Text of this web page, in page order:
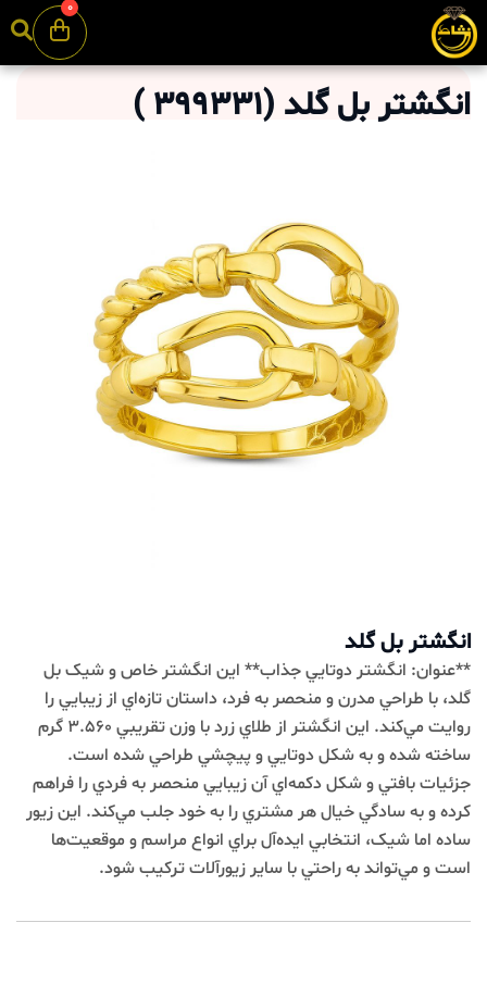
انگشتر بل گلد(
399331
)
انگشتر بل گلد
**عنوان: انگشتر دوتايي جذاب** اين انگشتر خاص و شيک بل
گلد، با طراحي مدرن و منحصر به فرد، داستان تازه‌اي از زيبايي را
روايت مي‌کند. اين انگشتر از طلاي زرد با وزن تقريبي 3.560 گرم
ساخته شده و به شکل دوتايي و پيچشي طراحي شده است.
جزئيات بافتي و شکل دکمه‌اي آن زيبايي منحصر به فردي را فراهم
کرده و به سادگي خيال هر مشتري را به خود جلب مي‌کند. اين زيور
ساده اما شيک، انتخابي ايده‌آل براي انواع مراسم و موقعيت‌ها
است و مي‌تواند به راحتي با ساير زيورآلات ترکيب شود.